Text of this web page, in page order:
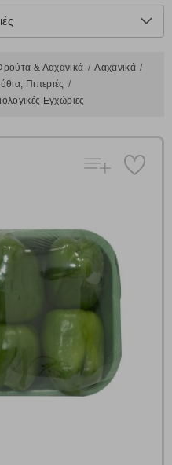
& Λαχανικά
Λαχανικά
Πιπεριές
Εγχώριες
γρήγορη αναζήτηση
με κόμμα ανάμεσά
"Αναζήτηση". Θα
από όλες τις Κατηγορίες και